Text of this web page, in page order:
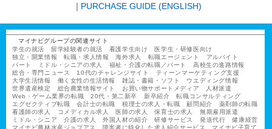
PURCHASE GUIDE (ENGLISH)
マイナビグループの関連サイト
学生の就活
留学経験者の就活 看護学生向け
医学生・研修医向け
独立・開業情報
転職・求人情報 海外求人 転職エージェント
アルバイト
パート
ミドル・シニアの求人 福祉・介護の転職／パート
高校生の進路情報
総合・専門ニュース
10代のチャレンジサイト
ティーンマーケティング支援
大学生活情報
働く女性の生活情報 雑誌・書籍・ソフト
ウエディング情報
世界遺産検定
総合農業情報サイト お買い物サポートメディア
人材派遣
Web・ゲーム業界の転職
20代・第二新卒 新卒紹介
転職コンサルティング
エグゼクティブ転職
会計士の転職 税理士の求人・転職 顧問紹介
薬剤師の転職
看護師の求人
コメディカル求人 医師の求人 保育士の求人
無期雇用派遣
ミドル・シニア
介護の求人 外国人材の紹介 研修サービス 発送代行
健康経営